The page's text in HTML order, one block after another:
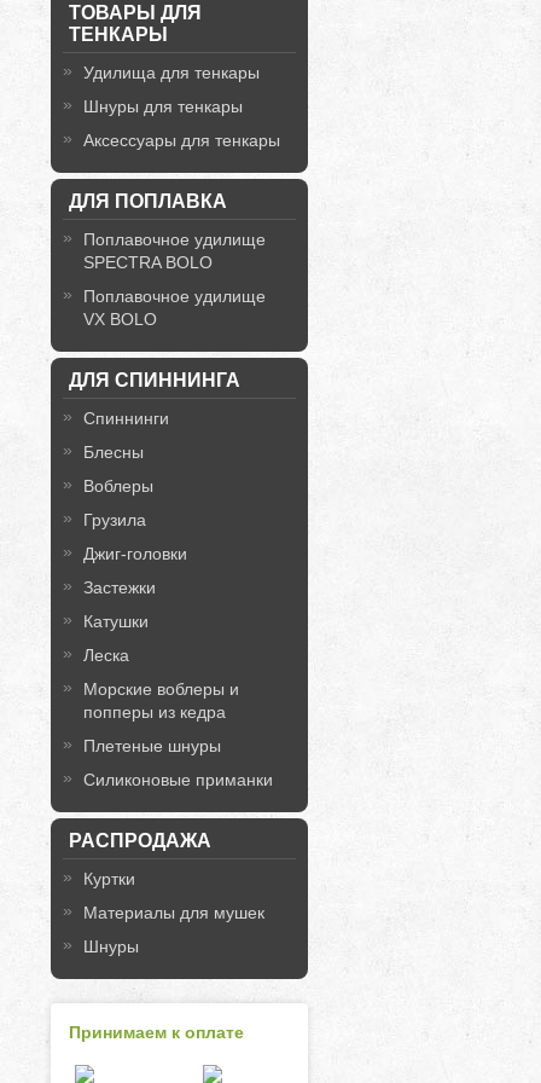
ТОВАРЫ ДЛЯ
ТЕНКАРЫ
Удилища для тенкары
Шнуры для тенкары
Аксессуары для тенкары
ДЛЯ ПОПЛАВКА
Поплавочное удилище
SPECTRA BOLO
Поплавочное удилище
VX BOLO
ДЛЯ СПИННИНГА
Спиннинги
Блесны
Воблеры
Грузила
Джиг-головки
Застежки
Катушки
Леска
Морские воблеры и
попперы из кедра
Плетеные шнуры
Силиконовые приманки
РАСПРОДАЖА
Куртки
Материалы для мушек
Шнуры
Принимаем к оплате